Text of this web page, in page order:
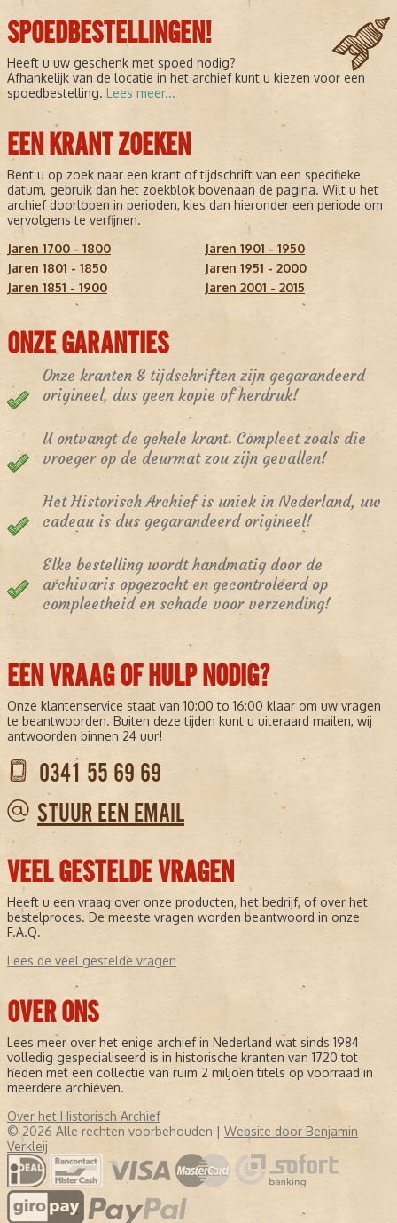
SPOEDBESTELLINGEN!
Heeft u uw geschenk met spoed nodig?
Afhankelijk van de locatie in het archief kunt u kiezen voor een
spoedbestelling. Lees meer...
EEN KRANT ZOEKEN
Bent u op zoek naar een krant of tijdschrift van een specifieke
datum, gebruik dan het zoekblok bovenaan de pagina. Wilt u het
archief doorlopen in perioden, kies dan hieronder een periode om
vervolgens te verfijnen.
Jaren 1700 - 1800
Jaren 1801 - 1850
Jaren 1851 - 1900
Jaren 1901 - 1950
Jaren 1951 - 2000
Jaren 2001 - 2015
ONZE GARANTIES
Onze kranten & tijdschriften zijn gegarandeerd
origineel, dus geen kopie of herdruk!
U ontvangt de gehele krant. Compleet zoals die
vroeger op de deurmat zou zijn gevallen!
Het Historisch Archief is uniek in Nederland, uw
cadeau is dus gegarandeerd origineel!
Elke bestelling wordt handmatig door de
archivaris opgezocht en gecontroleerd op
compleetheid en schade voor verzending!
EEN VRAAG OF HULP NODIG?
Onze klantenservice staat van 10:00 to 16:00 klaar om uw vragen
te beantwoorden. Buiten deze tijden kunt u uiteraard mailen, wij
antwoorden binnen 24 uur!
0341 55 69 69
STUUR EEN EMAIL
VEEL GESTELDE VRAGEN
Heeft u een vraag over onze producten, het bedrijf, of over het
bestelproces. De meeste vragen worden beantwoord in onze
F.A.Q.
Lees de veel gestelde vragen
OVER ONS
Lees meer over het enige archief in Nederland wat sinds 1984
volledig gespecialiseerd is in historische kranten van 1720 tot
heden met een collectie van ruim 2 miljoen titels op voorraad in
meerdere archieven.
Over het Historisch Archief
© 2026 Alle rechten voorbehouden | Website door Benjamin
Verkleij